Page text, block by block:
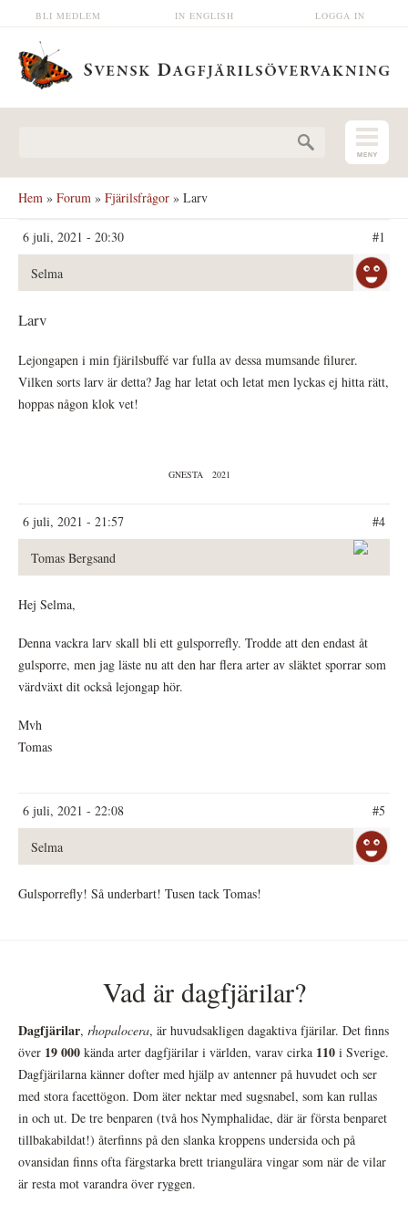
Hoppa till huvudinnehåll LOGGA IN
IN ENGLISH
BLI MEDLEM
Hem » Forum » Fjärilsfrågor » Larv
6 juli, 2021 - 20:30 #1
Selma
Larv
Lejongapen i min fjärilsbuffé var fulla av dessa mumsande filurer.
Vilken sorts larv är detta? Jag har letat och letat men lyckas ej hitta rätt,
hoppas någon klok vet!
GNESTA 2021
6 juli, 2021 - 21:57 #4
Tomas Bergsand
Hej Selma,
Denna vackra larv skall bli ett gulsporrefly. Trodde att den endast åt
gulsporre, men jag läste nu att den har flera arter av släktet sporrar som
värdväxt dit också lejongap hör.
Mvh
Tomas
6 juli, 2021 - 22:08 #5
Selma
Gulsporrefly! Så underbart! Tusen tack Tomas!
Vad är dagfjärilar?
Dagfjärilar, rhopalocera, är huvudsakligen dagaktiva fjärilar. Det finns
över 19 000 kända arter dagfjärilar i världen, varav cirka 110 i Sverige.
Dagfjärilarna känner dofter med hjälp av antenner på huvudet och ser
med stora facettögon. Dom äter nektar med sugsnabel, som kan rullas
in och ut. De tre benparen (två hos Nymphalidae, där är första benparet
tillbakabildat!) återfinns på den slanka kroppens undersida och på
ovansidan finns ofta färgstarka brett triangulära vingar som när de vilar
är resta mot varandra över ryggen.